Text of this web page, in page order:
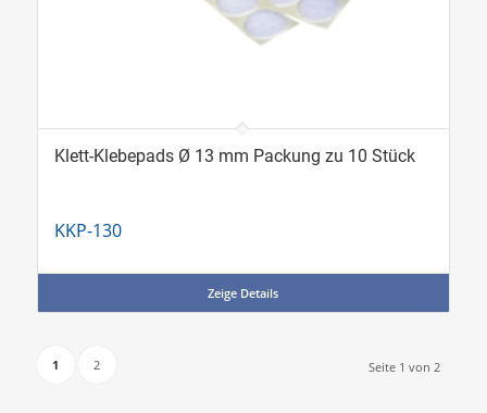
Klett-Klebepads Ø 13 mm Packung zu 10 Stück
KKP-130
Zeige Details
Seite 1 von 2
1 2